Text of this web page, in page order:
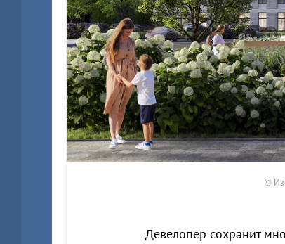
©
Девелопер сохранит